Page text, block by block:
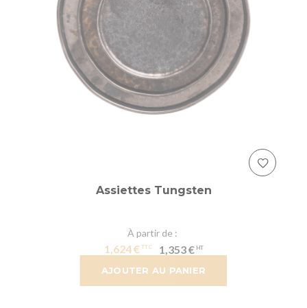
AJOUTER AU PANIER
Assiettes Tungsten
À partir de
1,624 € 1,353 €